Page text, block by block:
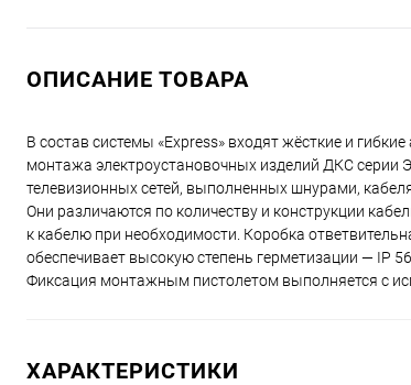
ОПИСАНИЕ ТОВАРА
В состав системы «Express» входят жёсткие и
монтажа электроустановочных изделий ДКС серии
телевизионных сетей, выполненных шнурами,
Они различаются по количеству и конструкции
к кабелю при необходимости. Коробка
обеспечивает высокую степень герметизации — IP 56.
Фиксация монтажным пистолетом выполняется с
ХАРАКТЕРИСТИКИ